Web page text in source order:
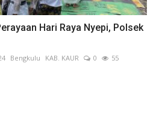
Hari Raya Nyepi, Polsek
Bengkulu KAB. KAUR 0
55